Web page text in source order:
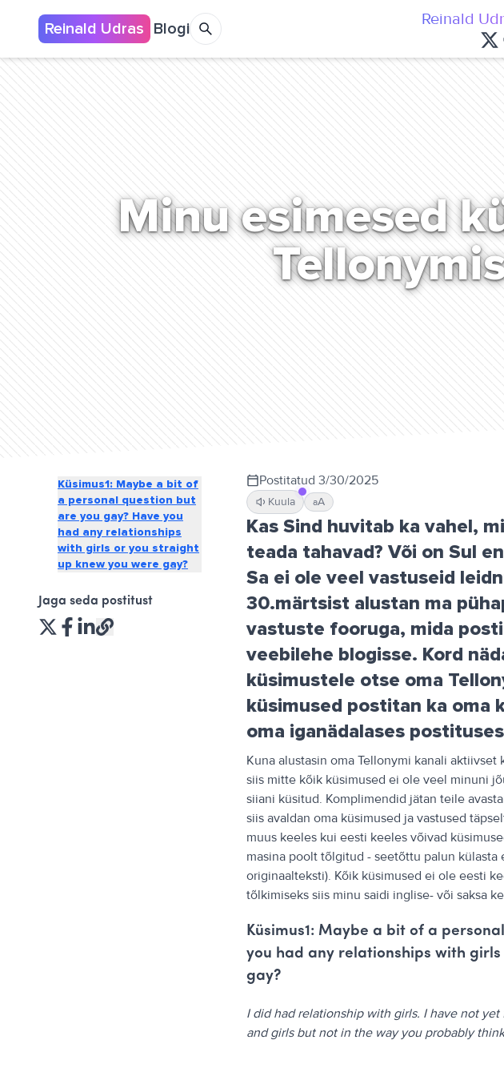
Reinald Udras Blogi Reinald
Minu esimesed
Küsimus1: Maybe a bit of
a personal question but
are you gay? Have you
had any relationships
with girls or you straight
up knew you were gay?
Jaga seda postitust
Postitatud 3/30/2025
Kuula aA
Kas Sind huvitab ka vahel,
teada tahavad? Või on Sul
Sa ei ole veel vastuseid
30.märtsist alustan ma
vastuste fooruga, mida
veebilehe blogisse. Kord
küsimustele otse oma
küsimused postitan ka oma
oma iganädalases
Kuna alustasin oma Tellonymi kanali
siis mitte kõik küsimused ei ole veel minuni
siiani küsitud. Komplimendid jätan teile
siis avaldan oma küsimused ja vastused
muus keeles kui eesti keeles võivad
masina poolt tõlgitud - seetõttu palun
originaalteksti). Kõik küsimused ei ole eesti
tõlkimiseks siis minu saidi inglise- või saksa
Küsimus1: Maybe a bit of a
you had any relationships with
gay?
I did had relationship with girls. I have not
and girls but not in the way you probably